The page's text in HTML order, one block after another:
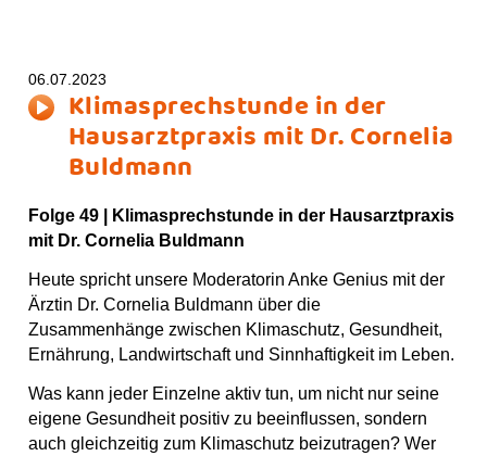
Klimasprechstunde in der
Hausarztpraxis mit Dr. Cornelia
Buldmann
06.07.2023
Folge 49 |
Klimasprechstunde in der Hausarztpraxis
mit Dr. Cornelia Buldmann
Heute spricht unsere Moderatorin Anke Genius mit der
Ärztin Dr. Cornelia Buldmann über die
Zusammenhänge zwischen Klimaschutz, Gesundheit,
Ernährung, Landwirtschaft und Sinnhaftigkeit im Leben.
Was kann jeder Einzelne aktiv tun, um nicht nur seine
eigene Gesundheit positiv zu beeinflussen, sondern
auch gleichzeitig zum Klimaschutz beizutragen? Wer